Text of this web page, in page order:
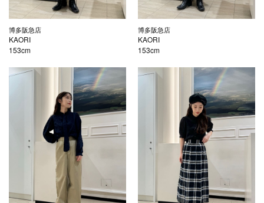
博多阪急店
KAORI
153cm
博多阪急店
KAORI
153cm